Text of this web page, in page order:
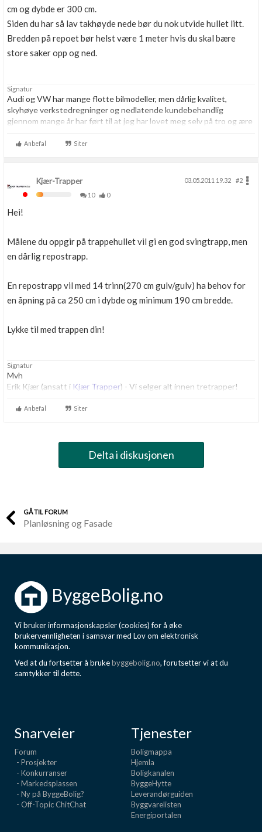
cm og dybde er 300 cm.
Siden du har så lav takhøyde nede bør du nok utvide hullet litt.
Bredden på repoet bør helst være 1 meter hvis du skal bære
store saker opp og ned.
Signatur
Audi og VW har mange flotte bilmodeller, men dårlig kvalitet,
skyhøye verkstedregninger og nedlatende kundebehandlig
gjennom mange år har ført til at jeg har lovet meg selv på tro og ære
Aldri.Anbefal Siter
Kjær-Trapper 03.05.2011 19.32
#2
10
0
Hei!
Målene du oppgir på trappehullet vil gi en god svingtrapp, men
en dårlig repostrapp.
En repostrapp vil med 14 trinn(270 cm gulv/gulv) ha behov for
en åpning på ca 250 cm i dybde og minimum 190 cm bredde.
Lykke til med trappen din!
Signatur
Mvh
Erik Kjær (ansatt i Kjær Trapper) - Vi selger alt innen tretrapper!
Anbefal Siter
Delta i diskusjonen
GÅ TIL FORUM
Planløsning og Fasade
ByggeBolig.no
Vi bruker informasjonskapsler (cookies) for å øke
brukervennligheten i samsvar med Lov om elektronisk
kommunikasjon.
Ved at du fortsetter å brukebyggebolig.no, forutsetter vi at du
samtykker til dette.
Snarveier
Forum
- Prosjekter
- Konkurranser
- Markedsplassen
- Ny på ByggeBolig?
- Off-Topic ChitChat
Tjenester
Boligmappa
Hjemla
Boligkanalen
ByggeHytte
Leverandørguiden
Byggvarelisten
Energiportalen